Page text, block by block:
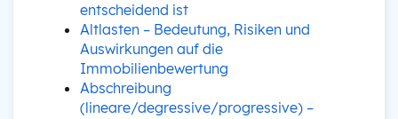
entscheidend ist
Altlasten – Bedeutung, Risiken und
Auswirkungen auf die
Immobilienbewertung
Abschreibung
(lineare/degressive/progressive) –